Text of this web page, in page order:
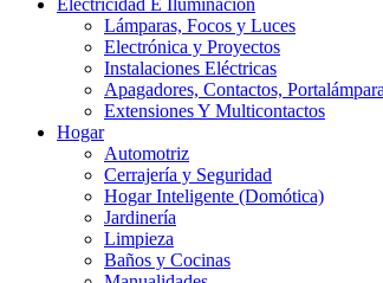
Electricidad E Iluminación
Lámparas, Focos y Luces
Electrónica y Proyectos
Instalaciones Eléctricas
Apagadores, Contactos,
Extensiones Y Multicontactos
Hogar
Automotriz
Cerrajería y Seguridad
Hogar Inteligente (Domótica)
Jardinería
Limpieza
Baños y Cocinas